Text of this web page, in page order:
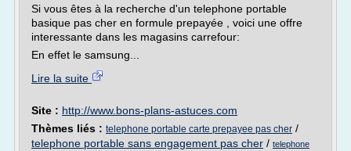
Si vous êtes à la recherche d'un telephone portable
basique pas cher en formule prepayée , voici une offre
interessante dans les magasins carrefour:
En effet le samsung...
Lire la suite
Site : http://www.bons-plans-astuces.com
Thèmes liés : telephone portable carte prepayee pas cher /
telephone portable sans engagement pas cher / telephone